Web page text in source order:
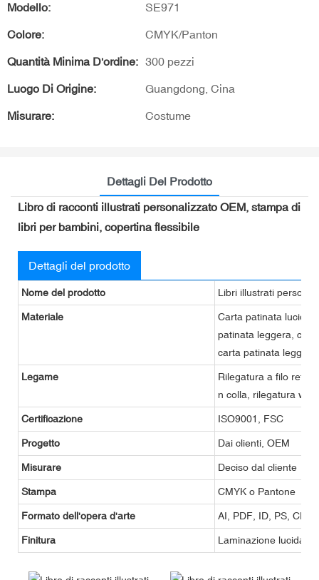
Modello: SE971
Colore: CMYK/Panton
Quantità Minima D'ordine: 300 pezzi
Luogo Di Origine: Guangdong, Cina
Misurare: Costume
Dettagli Del Prodotto
Libro di racconti illustrati personalizzato OEM, stampa di
libri per bambini, copertina flessibile
Dettagli del prodotto
Nome del prodotto Libri illustrati
Materiale
Carta patinata lucida/
patinata leggera,
carta patinata
Legame
Rilegatura a filo refe,
n colla, rilegatura
Certificazione ISO9001, FSC
Progetto Dai clienti, OEM
Misurare Deciso dal cliente
Stampa CMYK o Pantone
Formato dell'opera d'arte AI, PDF, ID, PS, CDR
Finitura Laminazione lucida o